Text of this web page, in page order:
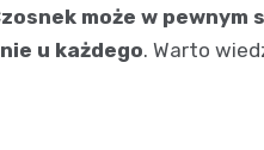
może w
u każdego. Warto